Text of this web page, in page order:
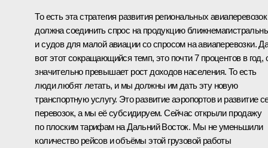
То есть эта стратегия развития региональных авиаперевозок
должна соединить спрос на продукцию
и судов для малой авиации со спросом на авиаперевозки.
вот этот сокращающийся темп, это почти 7 процентов в год,
значительно превышает рост доходов населения. То есть
люди любят летать, и мы должны им дать эту новую
транспортную услугу. Это развитие аэропортов и развитие
перевозок, а мы её субсидируем. Сейчас открыли продажу
по плоским тарифам на Дальний Восток. Мы не уменьшили
количество рейсов и объёмы этой грузовой работы